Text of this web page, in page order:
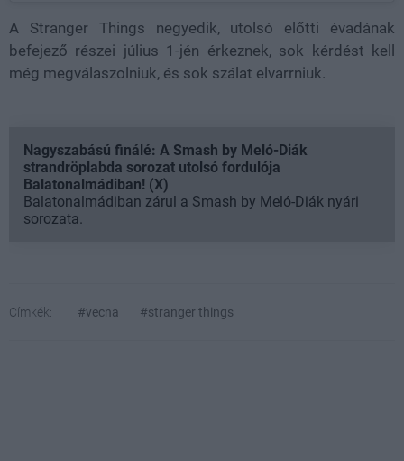
A Stranger Things negyedik, utolsó előtti évadának
befejező részei július 1-jén érkeznek, sok kérdést kell
még megválaszolniuk, és sok szálat elvarrniuk.
Nagyszabású finálé: A Smash by Meló-Diák
strandröplabda sorozat utolsó fordulója
Balatonalmádiban! (X)
Balatonalmádiban zárul a Smash by Meló-Diák nyári
sorozata.
Címkék: #vecna #stranger things